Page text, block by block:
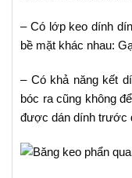
– Có lớp keo dính
bề mặt khác nhau:
– Có khả năng kết
bóc ra cũng không
được dán dính trước